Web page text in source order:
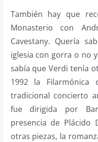
También hay que
Monasterio con
Cavestany. Quería
iglesia con gorra o no
sabía que Verdi tenía
1992 la
tradicional concierto
fue dirigida por
presencia de Plácido
otras piezas, la